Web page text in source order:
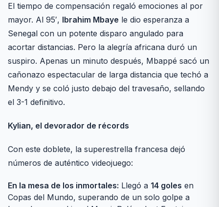
El tiempo de compensación regaló emociones al por
mayor. Al 95′, Ibrahim Mbaye le dio esperanza a
Senegal con un potente disparo angulado para
acortar distancias. Pero la alegría africana duró un
suspiro. Apenas un minuto después, Mbappé sacó un
cañonazo espectacular de larga distancia que techó a
Mendy y se coló justo debajo del travesaño, sellando
el 3-1 definitivo.
Kylian, el devorador de récords
Con este doblete, la superestrella francesa dejó
números de auténtico videojuego:
En la mesa de los inmortales: Llegó a 14 goles en
Copas del Mundo, superando de un solo golpe a